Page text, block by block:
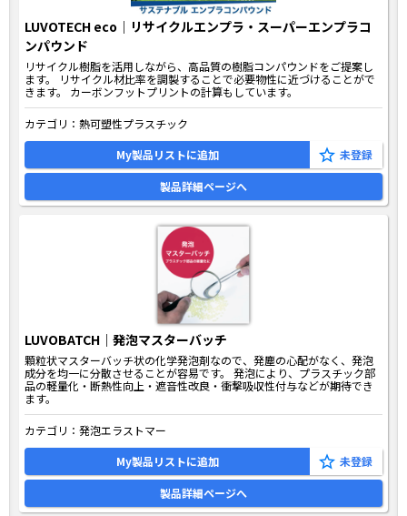
LUVOTECH eco｜リサイクルエンプラ・スーパーエンプラコ
ンパウンド
リサイクル樹脂を活用しながら、高品質の樹脂コンパウンドをご提案し
ます。 リサイクル材比率を調製することで必要物性に近づけることがで
きます。 カーボンフットプリントの計算もしています。
カテゴリ： 熱可塑性プラスチック
My製品リストに追加
製品詳細ページへ
LUVOBATCH｜発泡マスターバッチ
顆粒状マスターバッチ状の化学発泡剤なので、発塵の心配がなく、発泡
成分を均一に分散させることが容易です。 発泡により、プラスチック部
品の軽量化・断熱性向上・遮音性改良・衝撃吸収性付与などが期待でき
ます。
カテゴリ： 発泡エラストマー
My製品リストに追加
製品詳細ページへ